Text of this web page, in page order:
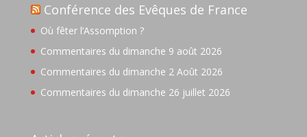
Conférence des Evêques de France
Où fêter l’Assomption ?
Commentaires du dimanche 9 août 2026
Commentaires du dimanche 2 Août 2026
Commentaires du dimanche 26 juillet 2026